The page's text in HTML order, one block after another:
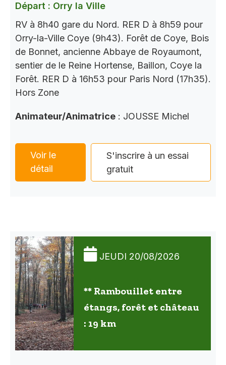
Départ : Orry la Ville
RV à 8h40 gare du Nord. RER D à 8h59 pour
Orry-la-Ville Coye (9h43). Forêt de Coye, Bois
de Bonnet, ancienne Abbaye de Royaumont,
sentier de le Reine Hortense, Baillon, Coye la
Forêt. RER D à 16h53 pour Paris Nord (17h35).
Hors Zone
Animateur/Animatrice : JOUSSE Michel
Voir le
détail
S'inscrire à un essai
gratuit
JEUDI 20/08/2026
** Rambouillet entre
étangs, forêt et château
: 19 km